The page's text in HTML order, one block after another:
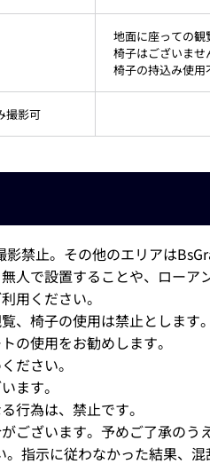
地面に座っての
椅子はございませ
椅子の持込み使用
撮影可
禁止。その他のエリアは
人で設置することや、ロー
用ください。
、椅子の使用は禁止とします。
の使用をお勧めします。
やめください。
ございます。
行為は、禁止です。
がございます。予めご了承
指示に従わなかった結果、